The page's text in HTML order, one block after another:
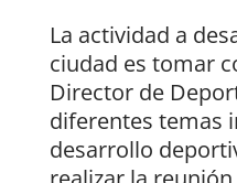
La actividad a
ciudad es tomar
Director de
diferentes temas
desarrollo